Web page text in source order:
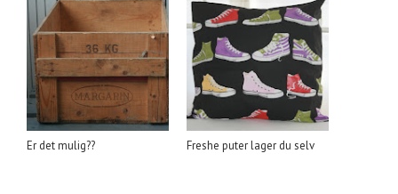
Er det mulig?? Freshe puter lager du selv